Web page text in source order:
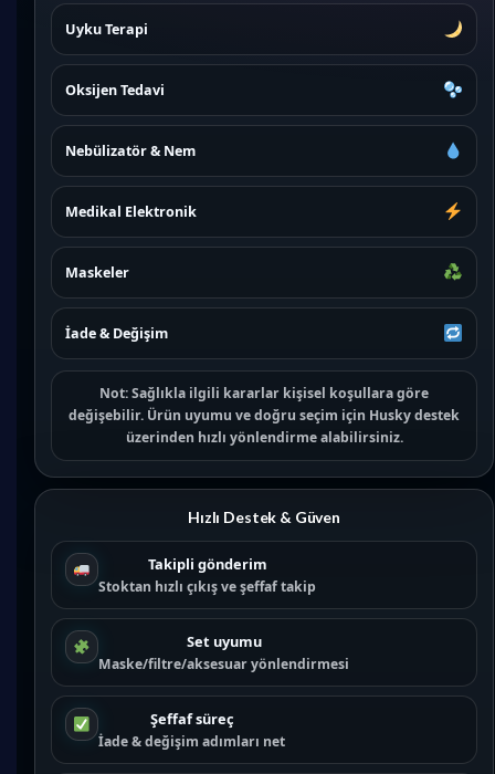
Uyku Terapi
Oksijen Tedavi
Nebülizatör & Nem
Medikal Elektronik
Maskeler
İade & Değişim
Not:Sağlıkla ilgili kararlar kişisel koşullara göre
değişebilir. Ürün uyumu ve doğru seçim için Husky destek
üzerinden hızlı yönlendirme alabilirsiniz.
Hızlı Destek & Güven
Takipli gönderim
Stoktan hızlı çıkış ve şeffaf takip
Set uyumu
Maske/filtre/aksesuar yönlendirmesi
Şeffaf süreç
İade & değişim adımları net